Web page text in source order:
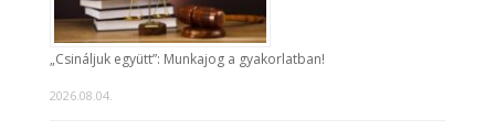
„Csináljuk együtt”: Munkajog a gyakorlatban!
2026.08.04.